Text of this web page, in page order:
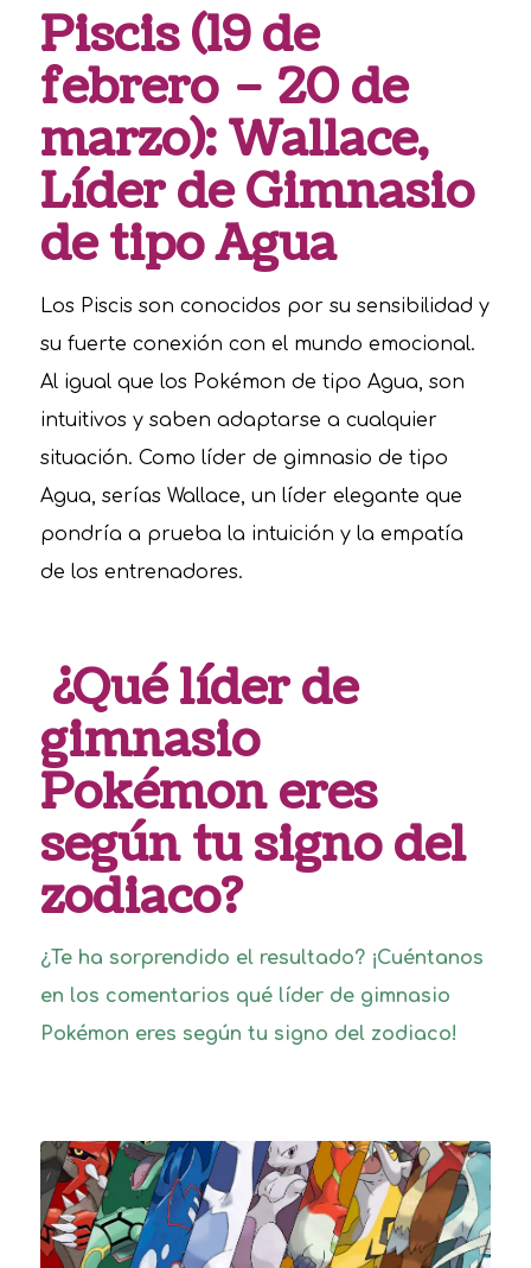
Piscis (19 de
febrero – 20 de
marzo): Wallace,
Líder de Gimnasio
de tipo Agua
Los Piscis son conocidos por su sensibilidad y
su fuerte conexión con el mundo emocional.
Al igual que los Pokémon de tipo Agua, son
intuitivos y saben adaptarse a cualquier
situación. Como líder de gimnasio de tipo
Agua, serías Wallace, un líder elegante que
pondría a prueba la intuición y la empatía
de los entrenadores.
¿Qué líder de
gimnasio
Pokémon eres
según tu signo del
zodiaco?
¿Te ha sorprendido el resultado? ¡Cuéntanos
en los comentarios qué líder de gimnasio
Pokémon eres según tu signo del zodiaco!